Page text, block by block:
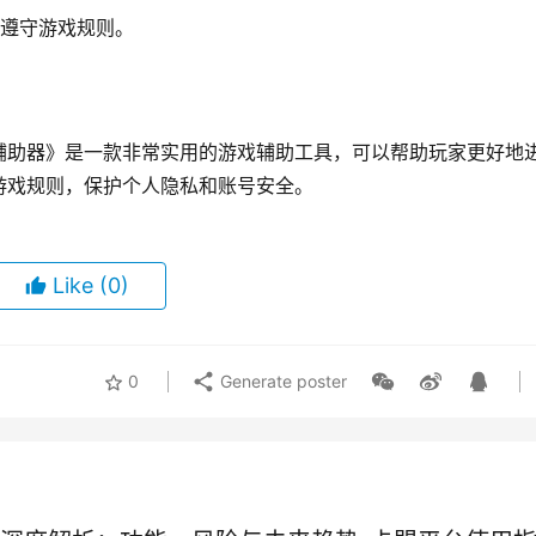
守游戏规则。
器》是一款非常实用的游戏辅助工具，可以帮助玩家更好地
规则，保护个人隐私和账号安全。
Like (0)
0 Generate poster